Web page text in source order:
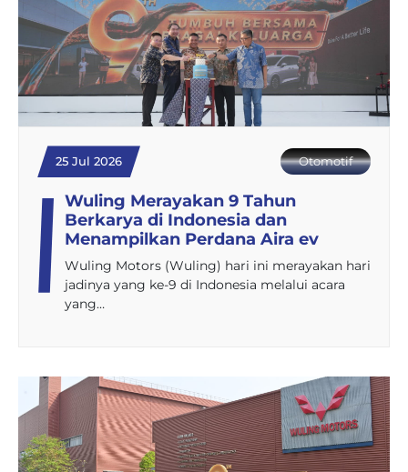
25 Jul 2026 Otomotif
Wuling Merayakan 9 Tahun
Berkarya di Indonesia dan
Menampilkan Perdana Aira ev
Wuling Motors (Wuling) hari ini merayakan hari
jadinya yang ke-9 di Indonesia melalui acara
yang…